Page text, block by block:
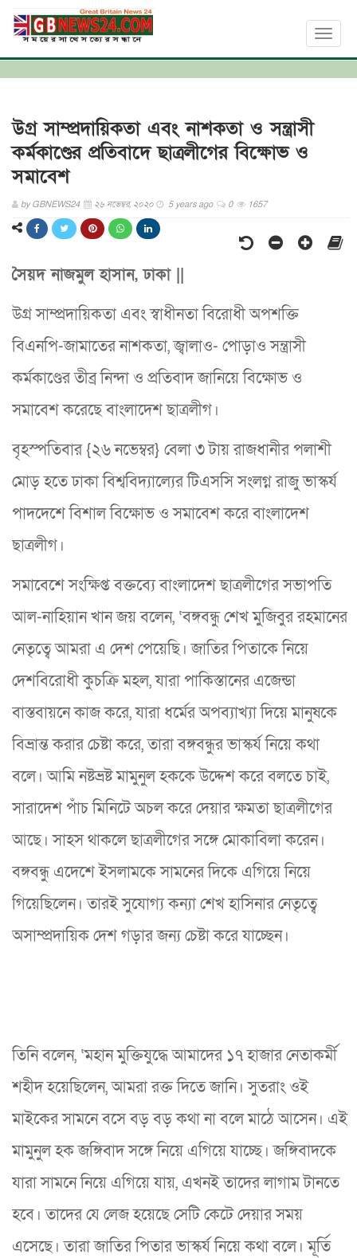
Toggle
উগ্র সাম্প্রদায়িকতা এবং নাশকতা ও সন্ত্রাসী
কর্মকাণ্ডের প্রতিবাদে ছাত্রলীগের বিক্ষোভ ও
সমাবেশ
byGBNEWS24 ২৬ নভেম্বর, ২০২০ 5 years ago 0 1657
সৈয়দ নাজমুল হাসান, ঢাকা ||
উগ্র সাম্প্রদায়িকতা এবং স্বাধীনতা বিরোধী অপশক্তি
বিএনপি-জামাতের নাশকতা, জ্বালাও- পোড়াও সন্ত্রাসী
কর্মকাণ্ডের তীব্র নিন্দা ও প্রতিবাদ জানিয়ে বিক্ষোভ ও
সমাবেশ করেছে বাংলাদেশ ছাত্রলীগ।
বৃহস্পতিবার {২৬ নভেম্বর} বেলা ৩ টায় রাজধানীর পলাশী
মোড় হতে ঢাকা বিশ্ববিদ্যাল্যের টিএসসি সংলগ্ন রাজু ভাস্কর্য
পাদদেশে বিশাল বিক্ষোভ ও সমাবেশ করে বাংলাদেশ
ছাত্রলীগ।
সমাবেশে সংক্ষিপ্ত বক্তব্যে বাংলাদেশ ছাত্রলীগের সভাপতি
আল-নাহিয়ান খান জয় বলেন, ‘বঙ্গবন্ধু শেখ মুজিবুর রহমানের
নেতৃত্বে আমরা এ দেশ পেয়েছি। জাতির পিতাকে নিয়ে
দেশবিরোধী কুচক্রি মহল, যারা পাকিস্তানের এজেন্ডা
বাস্তবায়নে কাজ করে, যারা ধর্মের অপব্যাখ্যা দিয়ে মানুষকে
বিভ্রান্ত করার চেষ্টা করে, তারা বঙ্গবন্ধুর ভাস্কর্য নিয়ে কথা
বলে। আমি নষ্টভ্রষ্ট মামুনুল হককে উদ্দেশ করে বলতে চাই,
সারাদেশ পাঁচ মিনিটে অচল করে দেয়ার ক্ষমতা ছাত্রলীগের
আছে। সাহস থাকলে ছাত্রলীগের সঙ্গে মোকাবিলা করেন।
বঙ্গবন্ধু এদেশে ইসলামকে সামনের দিকে এগিয়ে নিয়ে
গিয়েছিলেন। তারই সুযোগ্য কন্যা শেখ হাসিনার নেতৃত্বে
অসাম্প্রদায়িক দেশ গড়ার জন্য চেষ্টা করে যাচ্ছেন।
তিনি বলেন, ‘মহান মুক্তিযুদ্ধে আমাদের ১৭ হাজার নেতাকর্মী
শহীদ হয়েছিলেন, আমরা রক্ত দিতে জানি। সুতরাং ওই
মাইকের সামনে বসে বড় বড় কথা না বলে মাঠে আসেন। এই
মামুনুল হক জঙ্গিবাদ সঙ্গে নিয়ে এগিয়ে যাচ্ছে। জঙ্গিবাদকে
যারা সামনে নিয়ে এগিয়ে যায়, এখনই তাদের লাগাম টানতে
হবে। তাদের যে লেজ হয়েছে সেটি কেটে দেয়ার সময়
এসেছে। তারা জাতির পিতার ভাস্কর্য নিয়ে কথা বলে। মূর্তি